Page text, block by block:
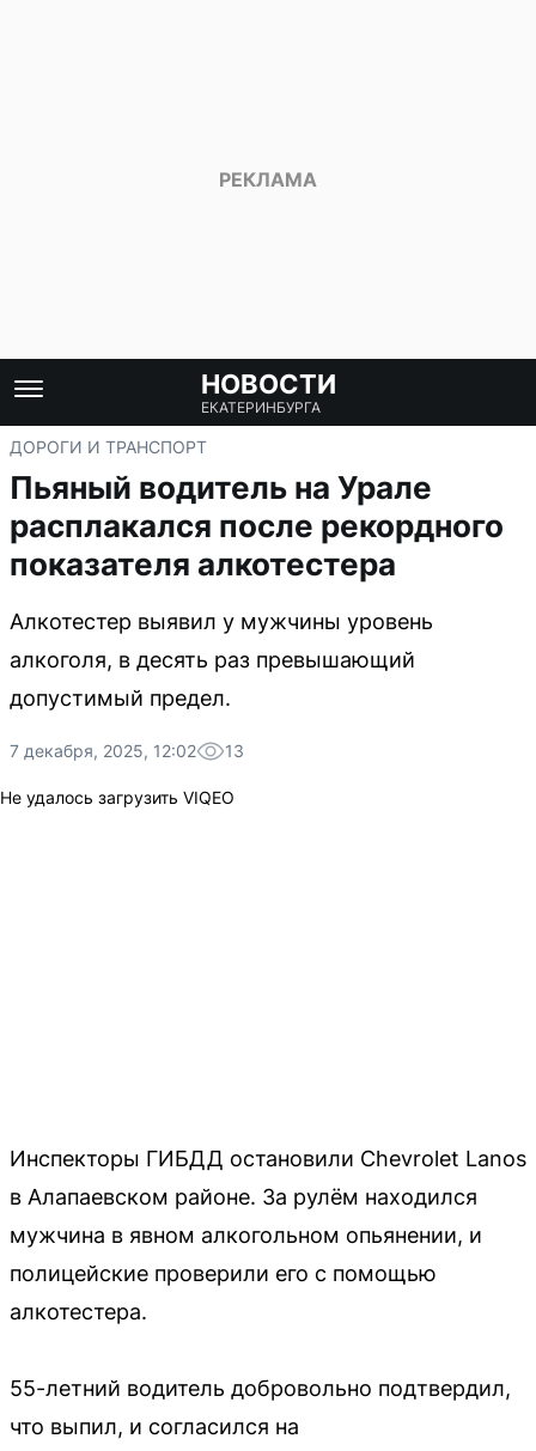
НОВОСТИ
ЕКАТЕРИНБУРГА
ДОРОГИ И ТРАНСПОРТ
Пьяный водитель на Урале
расплакался после рекордного
показателя алкотестера
Алкотестер выявил у мужчины уровень
алкоголя, в десять раз превышающий
допустимый предел.
7 декабря, 2025, 12:02 13
Не удалось загрузить VIQEO
Инспекторы ГИБДД остановили Chevrolet Lanos
в Алапаевском районе. За рулём находился
мужчина в явном алкогольном опьянении, и
полицейские проверили его с помощью
алкотестера.
55-летний водитель добровольно подтвердил,
что выпил, и согласился на